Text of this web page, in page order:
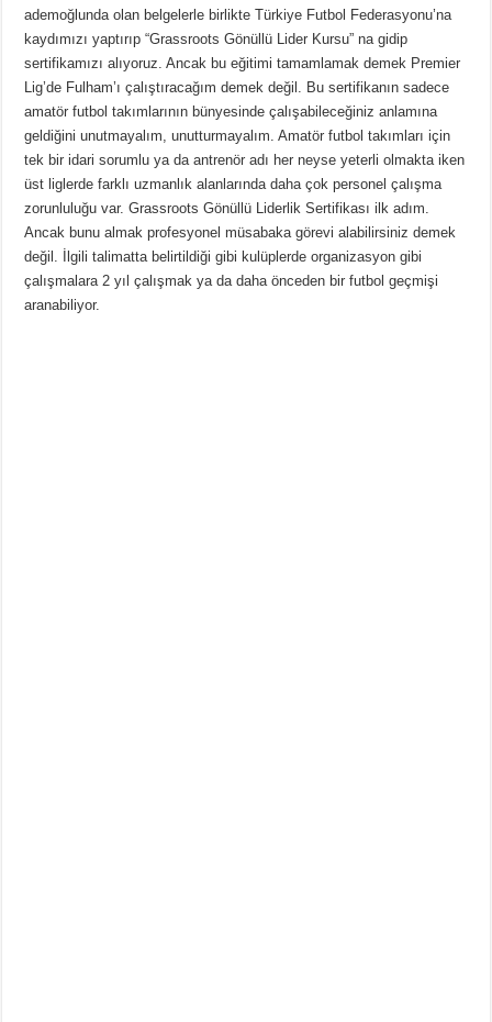
ademoğlunda olan belgelerle birlikte Türkiye Futbol Federasyonu’na
kaydımızı yaptırıp “Grassroots Gönüllü Lider Kursu” na gidip
sertifikamızı alıyoruz. Ancak bu eğitimi tamamlamak demek Premier
Lig’de Fulham’ı çalıştıracağım demek değil. Bu sertifikanın sadece
amatör futbol takımlarının bünyesinde çalışabileceğiniz anlamına
geldiğini unutmayalım, unutturmayalım. Amatör futbol takımları için
tek bir idari sorumlu ya da antrenör adı her neyse yeterli olmakta iken
üst liglerde farklı uzmanlık alanlarında daha çok personel çalışma
zorunluluğu var. Grassroots Gönüllü Liderlik Sertifikası ilk adım.
Ancak bunu almak profesyonel müsabaka görevi alabilirsiniz demek
değil. İlgili talimatta belirtildiği gibi kulüplerde organizasyon gibi
çalışmalara 2 yıl çalışmak ya da daha önceden bir futbol geçmişi
aranabiliyor.